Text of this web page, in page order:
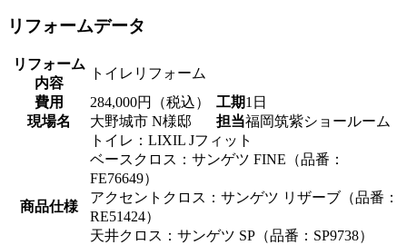
リフォームデータ
リフォーム
内容
トイレリフォーム
費用
284,000円（税込） 工期1日
現場名
大野城市 N様邸 担当福岡筑紫ショールーム
商品仕様
トイレ：LIXIL Jフィット
ベースクロス：サンゲツ FINE（品番：
FE76649）
アクセントクロス：サンゲツ リザーブ（品番：
RE51424）
天井クロス：サンゲツ SP（品番：SP9738）